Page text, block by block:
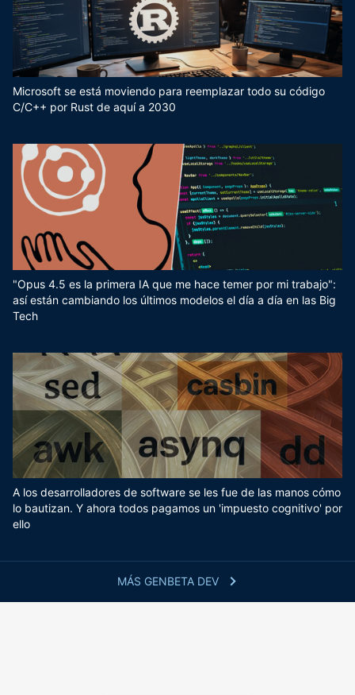
MÁS GENBETA DEV
Microsoft se está moviendo para reemplazar todo su código
C/C++ por Rust de aquí a 2030
"Opus 4.5 es la primera IA que me hace temer por mi trabajo":
así están cambiando los últimos modelos el día a día en las Big
Tech
A los desarrolladores de software se les fue de las manos cómo
lo bautizan. Y ahora todos pagamos un 'impuesto cognitivo' por
ello